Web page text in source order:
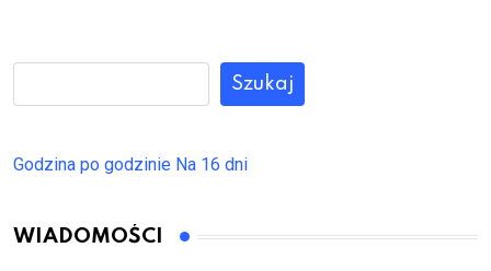
Szukaj
Godzina po godzinie Na 16 dni
WIADOMOŚCI